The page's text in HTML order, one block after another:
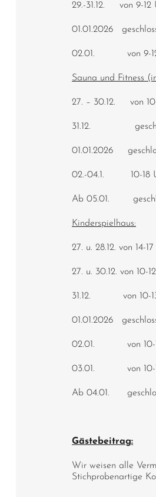
29.-31.12. von 9-12
01.01.2026
02.01. von 9-12
Sauna und Fitness
27. – 30.12. von
31.12.
01.01.2026
02.-04.1. 10-18
Ab 05.01.
Kinderspielhaus:
27. u. 28.12. von 14-
27. u. 30.12. von 10-
31.12. von 10-
01.01.2026
02.01. von 10-12
03.01. von 10-
Ab 04.01.
Gästebeitrag:
Wir weisen alle
Stichprobenartige